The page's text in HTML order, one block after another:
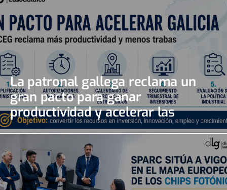
La patronal gallega reclama un
gran pacto para ganar
productividad y acelerar las
inversiones